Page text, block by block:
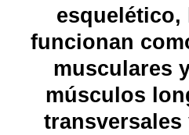
esquelético,
funcionan
musculares
músculos